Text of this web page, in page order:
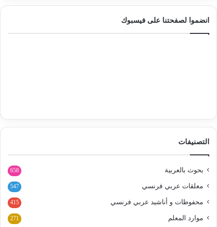
انضموا لصفحتنا على فيسبوك
التصنيفات
بحوث بالعربية 658
معلقات عربي فرنسي 547
محفوظات و أناشيد عربي فرنسي 415
موارد المعلم 271